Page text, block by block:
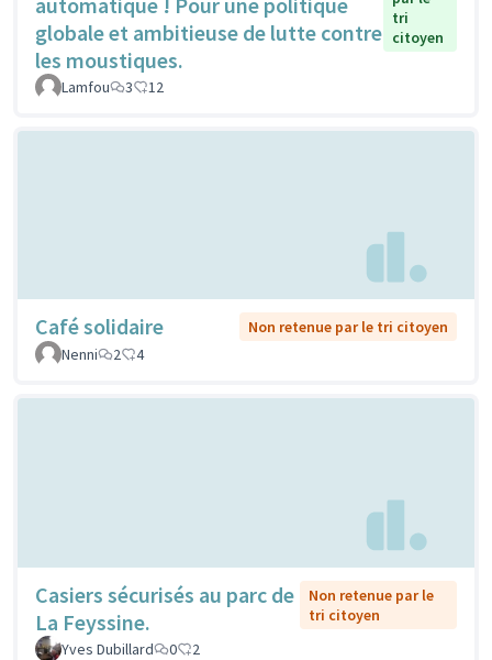
globale et ambitieuse de lutte contre
les moustiques.
tri
citoyen
Lamfou 3 12
Café solidaire
Non retenue par le tri citoyen
Nenni
2 4
Casiers sécurisés au parc de
La Feyssine.
Non retenue par le
tri citoyen
Yves Dubillard
0 2